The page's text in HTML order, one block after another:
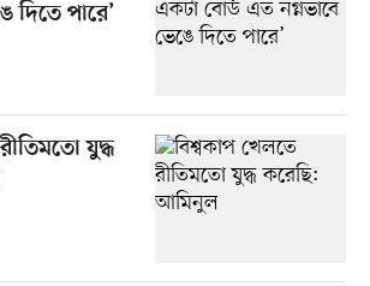
দিতে পারে’
যুদ্ধ